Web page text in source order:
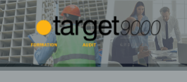
Aller
au